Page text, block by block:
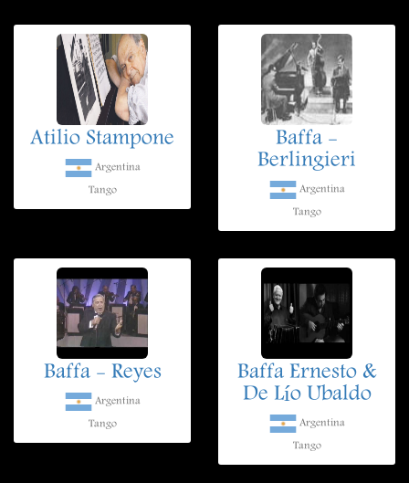
Atilio Stampone
Argentina
Tango
Baffa -
Berlingieri
Argentina
Tango
Baffa - Reyes
Argentina
Tango
Baffa Ernesto &
De Lío Ubaldo
Argentina
Tango